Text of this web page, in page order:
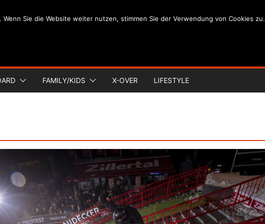
FAMILY/KIDS X-OVER LIFESTYLE
Wenn Sie die Website weiter nutzen, stimmen Sie der Verwendung von Cookies zu.